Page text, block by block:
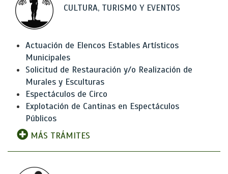
CULTURA, TURISMO Y EVENTOS
Actuación de Elencos Estables Artísticos
Municipales
Solicitud de Restauración y/o Realización de
Murales y Esculturas
Espectáculos de Circo
Explotación de Cantinas en Espectáculos
Públicos
MÁS TRÁMITES